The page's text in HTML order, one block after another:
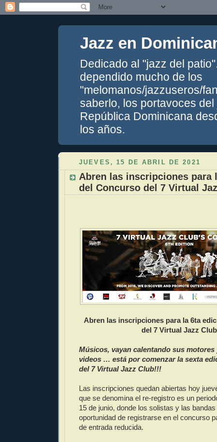
Jazz en
Dedicado al "jazz del
dependido mucho de los
"melomanos/jazzuseros/
saberlo, los portavoces
República Dominicana
los años.
JUEVES, 15 DE ABRIL DE 2021
Abren las inscripciones para
del Concurso del 7 Virtual
Abren las inscripciones para la 6ta
del 7 Virtual Jazz Club
Músicos, vayan calentando sus
videos … está por comenzar la sexta
del 7 Virtual Jazz Club!!!
Las inscripciones quedan abiertas hoy
que se denomina el re-registro es un
15 de junio, donde los solistas y las
oportunidad de registrarse en el concurso
de entrada reducida.